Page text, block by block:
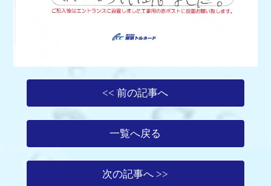
<< 前の記事へ
一覧へ戻る
次の記事へ >>